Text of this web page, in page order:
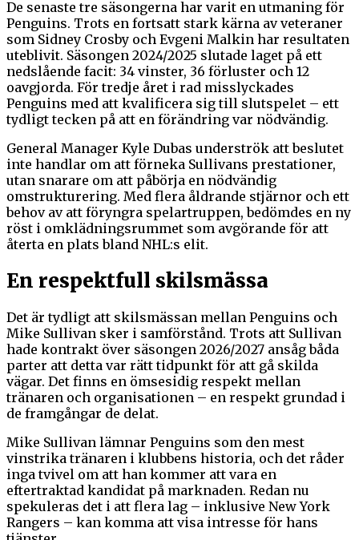
De senaste tre säsongerna har varit en utmaning för
Penguins. Trots en fortsatt stark kärna av veteraner
som Sidney Crosby och Evgeni Malkin har resultaten
uteblivit. Säsongen 2024/2025 slutade laget på ett
nedslående facit: 34 vinster, 36 förluster och 12
oavgjorda. För tredje året i rad misslyckades
Penguins med att kvalificera sig till slutspelet – ett
tydligt tecken på att en förändring var nödvändig.
General Manager Kyle Dubas underströk att beslutet
inte handlar om att förneka Sullivans prestationer,
utan snarare om att påbörja en nödvändig
omstrukturering. Med flera åldrande stjärnor och ett
behov av att föryngra spelartruppen, bedömdes en ny
röst i omklädningsrummet som avgörande för att
återta en plats bland NHL:s elit.
En respektfull skilsmässa
Det är tydligt att skilsmässan mellan Penguins och
Mike Sullivan sker i samförstånd. Trots att Sullivan
hade kontrakt över säsongen 2026/2027 ansåg båda
parter att detta var rätt tidpunkt för att gå skilda
vägar. Det finns en ömsesidig respekt mellan
tränaren och organisationen – en respekt grundad i
de framgångar de delat.
Mike Sullivan lämnar Penguins som den mest
vinstrika tränaren i klubbens historia, och det råder
inga tvivel om att han kommer att vara en
eftertraktad kandidat på marknaden. Redan nu
spekuleras det i att flera lag – inklusive New York
Rangers – kan komma att visa intresse för hans